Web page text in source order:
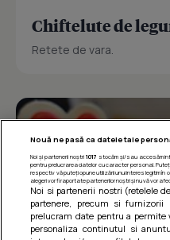
Chiftelute de
Retete de vara.
Nouă ne pasă ca datele tale
Noi și partenerii noștri 1017 stocăm și/sau accesăm
pentru prelucrarea datelor cu caracter personal.
respectiv vă puteți opune utilizării unui interes legitim
alegeri vor fi raportate partenerilor noștri și nu vă vor
Noi si partenerii nostri (retelele
partenere, precum si
prelucram date pentru a
personaliza continutul si